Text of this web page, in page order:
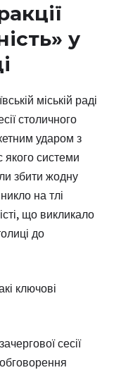
у
міській раді
столичного
ударом з
якого системи
збити жодну
на тлі
що викликало
до
ключові
сесії